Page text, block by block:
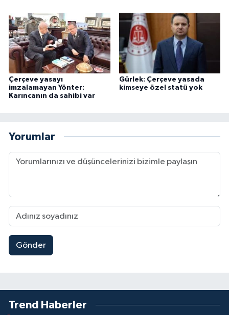
Çerçeve yasayı
imzalamayan Yönter:
Karıncanın da sahibi var
Gürlek: Çerçeve yasada
kimseye özel statü yok
Yorumlar
Gönder
Trend Haberler